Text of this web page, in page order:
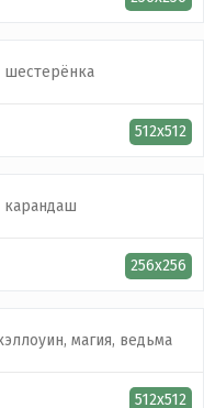
512x512
256x256
512x512